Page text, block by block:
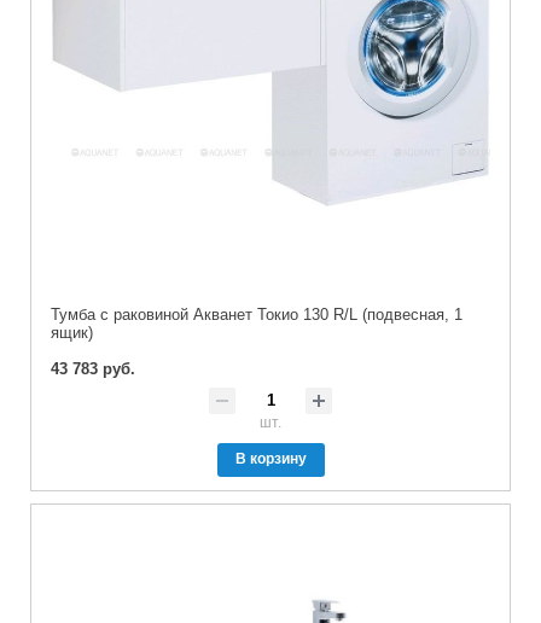
Тумба с раковиной Акванет Токио 130 R/L (подвесная, 1
ящик)
43 783 руб.
шт.
В корзину